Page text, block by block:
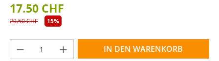
17.50 CHF
20.50 CHF 15%
Produkt Anzahl: Gib den gewünschten
IN DEN WARENKORB